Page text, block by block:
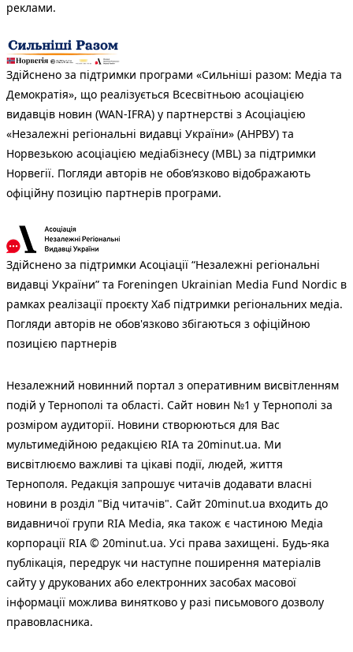
реклами.
Здійснено за підтримки програми «Сильніші разом: Медіа та
Демократія», що реалізується Всесвітньою асоціацією
видавців новин (WAN-IFRA) у партнерстві з Асоціацією
«Незалежні регіональні видавці України» (АНРВУ) та
Норвезькою асоціацією медіабізнесу (MBL) за підтримки
Норвегії. Погляди авторів не обов’язково відображають
офіційну позицію партнерів програми.
Здійснено за підтримки Асоціації “Незалежні регіональні
видавці України” та Foreningen Ukrainian Media Fund Nordic в
рамках реалізації проєкту Хаб підтримки регіональних медіа.
Погляди авторів не обов'язково збігаються з офіційною
позицією партнерів
Незалежний новинний портал з оперативним висвітленням
подій у Тернополі та області. Сайт новин №1 у Тернополі за
розміром аудиторії. Новини створюються для Вас
мультимедійною редакцією RIA та 20minut.ua. Ми
висвітлюємо важливі та цікаві події, людей, життя
Тернополя. Редакція запрошує читачів додавати власні
новини в розділ "Від читачів". Сайт 20minut.ua входить до
видавничої групи RIA Media, яка також є частиною Медіа
корпорації RIA © 20minut.ua. Усі права захищені. Будь-яка
публiкацiя, передрук чи наступне поширення матеріалів
сайту у друкованих або електронних засобах масової
інформації можлива винятково у разі письмового дозволу
правовласника.